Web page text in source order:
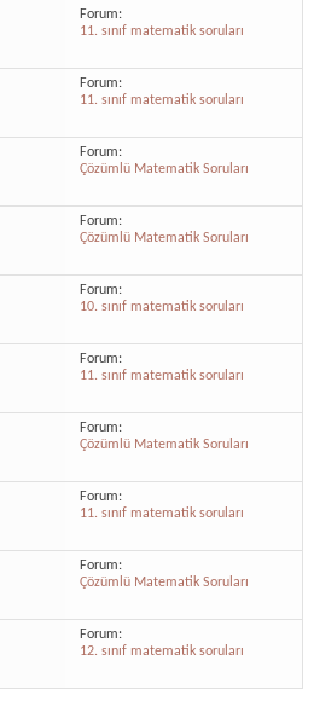
Forum:
11. sınıf matematik soruları
Forum:
11. sınıf matematik soruları
Forum:
Çözümlü Matematik Soruları
Forum:
Çözümlü Matematik Soruları
Forum:
10. sınıf matematik soruları
Forum:
11. sınıf matematik soruları
Forum:
Çözümlü Matematik Soruları
Forum:
11. sınıf matematik soruları
Forum:
Çözümlü Matematik Soruları
Forum:
12. sınıf matematik soruları